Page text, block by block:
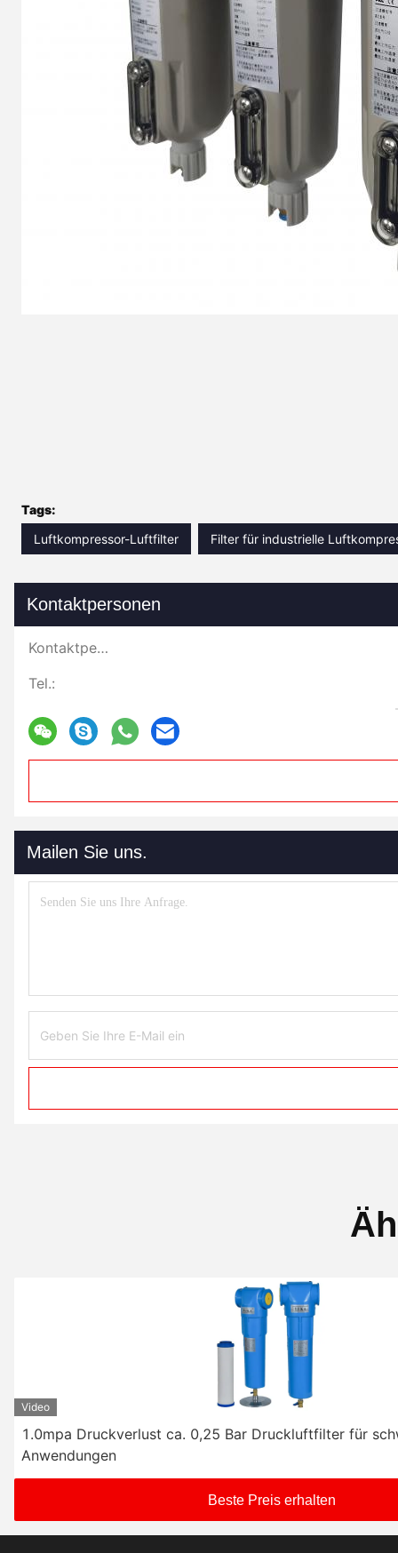
Tags:
Luftkompressor-Luftfilter
Filter für industrielle
Kontaktpersonen
Kontaktpersonen:
Tel.:
Mailen Sie uns.
Video
1.0mpa Druckverlust ca. 0,25 Bar Druckluftfilter für
Anwendungen
Beste Preis erhalten